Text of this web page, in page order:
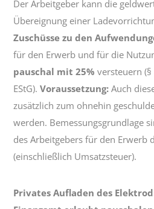
Der Arbeitgeber kann die
Übereignung einer
Zuschüsse zu den
für den Erwerb und für die
pauschal mit 25% versteuern (§
EStG).Voraussetzung: Auch
zusätzlich zum ohnehin
werden. Bemessungsgrundlage
des Arbeitgebers für den Erwerb
(einschließlich Umsatzsteuer).
Privates Aufladen des